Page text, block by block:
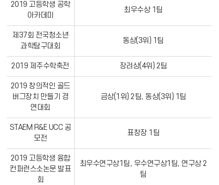
2019 고등학생 공학
아카데미
최우수상 1팀
제37회 전국청소년
과학탐구대회
동상(3위) 1팀
2019 제주수학축전 장려상(4위) 2팀
2019 창의적인 골드
버그장치 만들기 경
연대회
금상(1위) 2팀, 동상(3위) 1팀
STAEM R&E UCC 공
모전
표창장 1팀
2019 고등학생 융합
컨퍼런스소논문 발표
회
최우수연구상1팀, 우수연구상1팀, 연구상 2
팀